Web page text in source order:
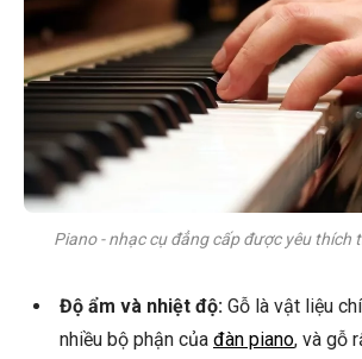
Piano - nhạc cụ đẳng cấp được yêu thích
Độ ẩm và nhiệt độ: Gỗ là vật liệu
nhiều bộ phận của đàn piano, và gỗ